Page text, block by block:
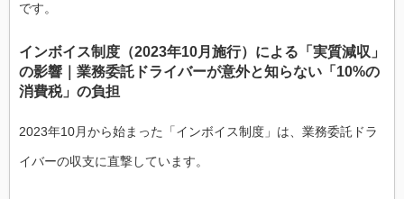
です。
インボイス制度（2023年10月施行）による「実質減収」
の影響｜業務委託ドライバーが意外と知らない「10%の
消費税」の負担
2023年10月から始まった「インボイス制度」は、業務委託ドラ
イバーの収支に直撃しています。